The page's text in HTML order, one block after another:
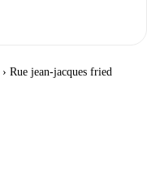
› Rue jean-jacques fried